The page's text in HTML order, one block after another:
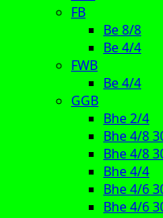
FB
Be 8/8
Be 4/4
FWB
Be 4/4
GGB
Bhe 2/4
Bhe 4/8
Bhe 4/8
Bhe 4/4
Bhe 4/6
Bhe 4/6